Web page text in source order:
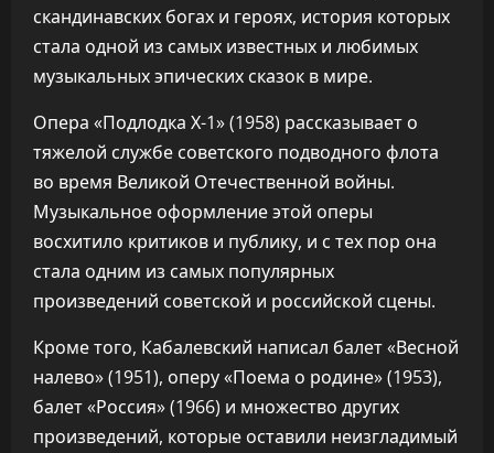
скандинавских богах и героях, история которых
стала одной из самых известных и любимых
музыкальных эпических сказок в мире.
Опера «Подлодка Х-1» (1958) рассказывает о
тяжелой службе советского подводного флота
во время Великой Отечественной войны.
Музыкальное оформление этой оперы
восхитило критиков и публику, и с тех пор она
стала одним из самых популярных
произведений советской и российской сцены.
Кроме того, Кабалевский написал балет «Весной
налево» (1951), оперу «Поема о родине» (1953),
балет «Россия» (1966) и множество других
произведений, которые оставили неизгладимый